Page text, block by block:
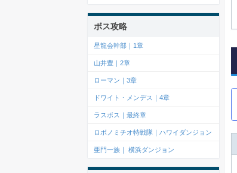
ボス攻略
星龍会幹部｜1章
山井豊｜2章
ローマン｜3章
ドワイト・メンデス｜4章
ラスボス｜最終章
ロボノミチオ特戦隊｜ハワイダンジョン
亜門一族｜ 横浜ダンジョン